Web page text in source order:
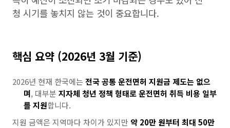
청 시기를 놓치지 않는 것이 중요합니다.
핵심 요약 (2026년 3월 기준)
2026년 현재 한국에는 전국 공통 운전면허 지원금 제도는 없으
며, 대부분 지자체 청년 정책 형태로 운전면허 취득 비용 일부
를 지원합니다.
지원 금액은 지역마다 차이가 있지만 약 20만 원부터 최대 50만